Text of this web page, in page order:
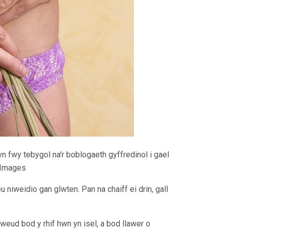
fwy tebygol na'r boblogaeth gyffredinol i gael
niweidio gan glwten. Pan na chaiff ei drin, gall
bod y rhif hwn yn isel, a bod llawer o